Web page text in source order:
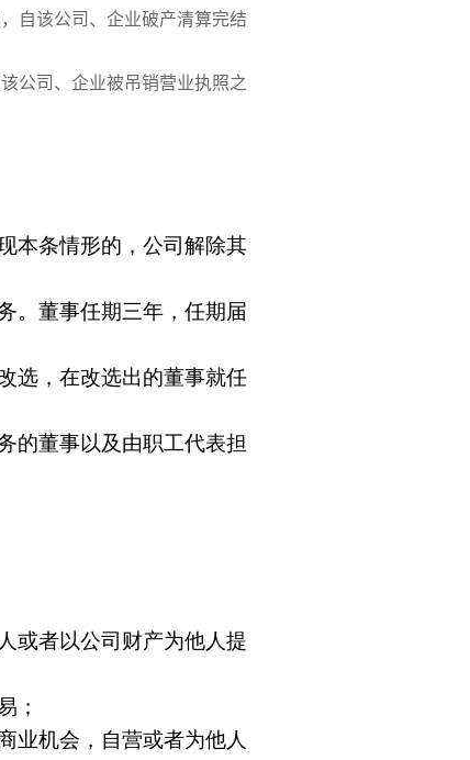
自该公司、企业破产清算完结
公司、企业被吊销营业执照之
本条情形的，公司解除其
。董事任期三年，任期届
选，在改选出的董事就任
的董事以及由职工代表担
或者以公司财产为他人提
；
业机会，自营或者为他人